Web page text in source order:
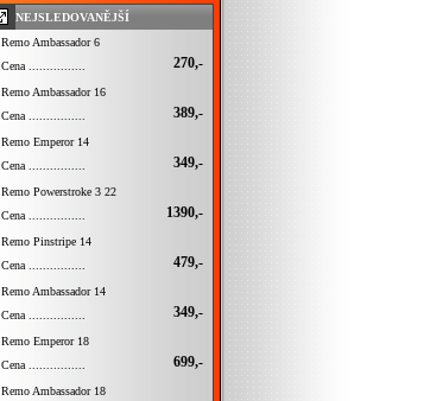
NEJSLEDOVANĚJŠÍ
Remo Ambassador 6
Cena ................
270,-
Remo Ambassador 16
Cena ................
389,-
Remo Emperor 14
Cena ................
349,-
Remo Powerstroke 3 22
Cena ................
1390,-
Remo Pinstripe 14
Cena ................
479,-
Remo Ambassador 14
Cena ................
349,-
Remo Emperor 18
Cena ................
699,-
Remo Ambassador 18